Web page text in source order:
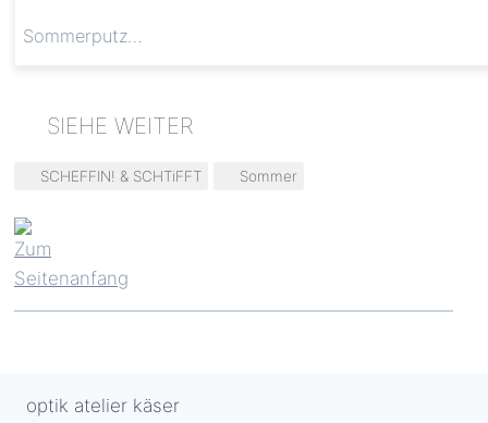
Sommerputz…
Schlagworte:
SCHEFFIN! & SCHTiFFT Sommer
optik atelier käser